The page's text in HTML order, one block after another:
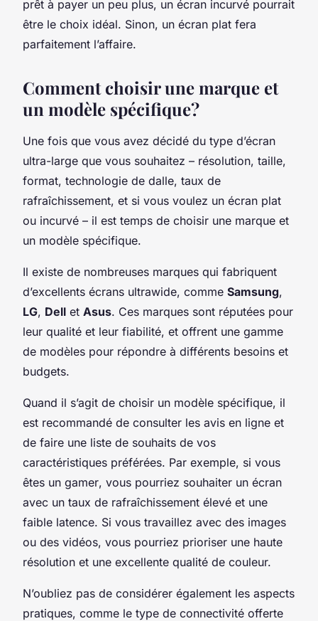
prêt à payer un peu plus, un écran incurvé pourrait
être le choix idéal. Sinon, un écran plat fera
parfaitement l’affaire.
Comment choisir une marque et
un modèle spécifique?
Une fois que vous avez décidé du type d’écran
ultra-large que vous souhaitez – résolution, taille,
format, technologie de dalle, taux de
rafraîchissement, et si vous voulez un écran plat
ou incurvé – il est temps de choisir une marque et
un modèle spécifique.
Il existe de nombreuses marques qui fabriquent
d’excellents écrans ultrawide, comme Samsung,
LG, Dell et Asus. Ces marques sont réputées pour
leur qualité et leur fiabilité, et offrent une gamme
de modèles pour répondre à différents besoins et
budgets.
Quand il s’agit de choisir un modèle spécifique, il
est recommandé de consulter les avis en ligne et
de faire une liste de souhaits de vos
caractéristiques préférées. Par exemple, si vous
êtes un gamer, vous pourriez souhaiter un écran
avec un taux de rafraîchissement élevé et une
faible latence. Si vous travaillez avec des images
ou des vidéos, vous pourriez prioriser une haute
résolution et une excellente qualité de couleur.
N’oubliez pas de considérer également les aspects
pratiques, comme le type de connectivité offerte